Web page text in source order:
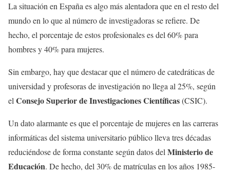
La situación en España es algo más alentadora que en el resto del
mundo en lo que al número de investigadoras se refiere. De
hecho, el porcentaje de estos profesionales es del 60% para
hombres y 40% para mujeres.
Sin embargo, hay que destacar que el número de catedráticas de
universidad y profesoras de investigación no llega al 25%, según
elConsejo Superior de Investigaciones Científicas(CSIC).
Un dato alarmante es que el porcentaje de mujeres en las carreras
informáticas del sistema universitario público lleva tres décadas
reduciéndose de forma constante según datos delMinisterio de
Educación. De hecho, del 30% de matrículas en los años 1985-